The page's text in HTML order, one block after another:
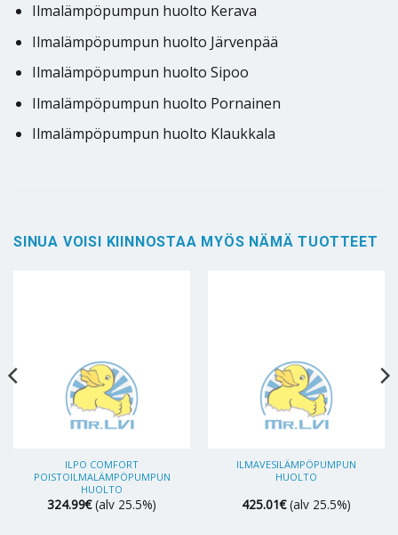
Ilmalämpöpumpun huolto Kerava
Ilmalämpöpumpun huolto Järvenpää
Ilmalämpöpumpun huolto Sipoo
Ilmalämpöpumpun huolto Pornainen
Ilmalämpöpumpun huolto Klaukkala
SINUA VOISI KIINNOSTAA MYÖS NÄMÄ TUOTTEET
ILPO COMFORT
POISTOILMALÄMPÖPUMPUN
HUOLTO
324.99€ (alv 25.5%)
ILMAVESILÄMPÖPUMPUN
HUOLTO
425.01€ (alv 25.5%)